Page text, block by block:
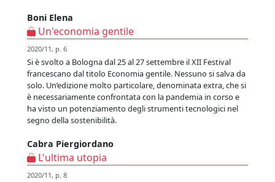
Boni Elena
Un'economia gentile
2020/11, p. 6
Si è svolto a Bologna dal 25 al 27 settembre il XII Festival
francescano dal titolo Economia gentile. Nessuno si salva da
solo. Un’edizione molto particolare, denominata extra, che si
è necessariamente confrontata con la pandemia in corso e
ha visto un potenziamento degli strumenti tecnologici nel
segno della sostenibilità.
Cabra Piergiordano
L'ultima utopia
2020/11, p. 8